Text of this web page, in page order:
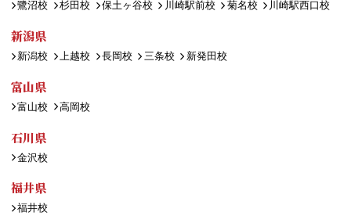
鷺沼校
杉田校 保土ヶ谷校 川崎駅前校 菊名校 川崎駅西口校
新潟県
新潟校 上越校 長岡校 三条校 新発田校
富山県
富山校 高岡校
石川県
金沢校
福井県
福井校